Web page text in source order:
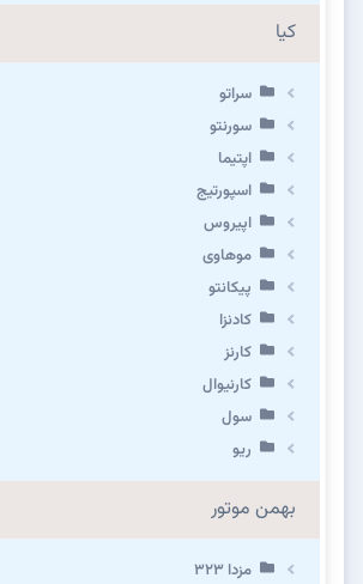
کیا
سراتو
سورنتو
اپتیما
اسپورتیج
اپیروس
موهاوی
پیکانتو
کادنزا
کارنز
کارنیوال
سول
ریو
بهمن موتور
مزدا ۳۲۳